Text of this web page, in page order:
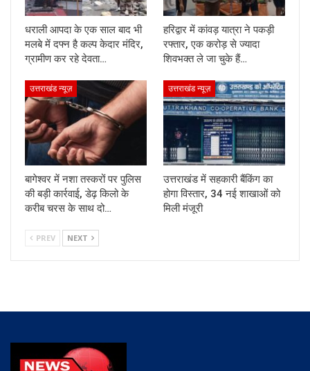
धराली आपदा के एक साल बाद भी
मलबे में दफ्न है कल्प केदार मंदिर,
ग्रामीण कर रहे देवता…
हरिद्वार में कांवड़ यात्रा ने पकड़ी
रफ्तार, एक करोड़ से ज्यादा
शिवभक्त ले जा चुके हैं…
उत्तराखंड न्यूज़
बागेश्वर में नशा तस्करों पर पुलिस
की बड़ी कार्रवाई, डेढ़ किलो के
करीब चरस के साथ दो…
उत्तराखंड न्यूज़
उत्तराखंड में सहकारी बैंकिंग का
होगा विस्तार, 34 नई शाखाओं को
मिली मंजूरी
PREV NEXT